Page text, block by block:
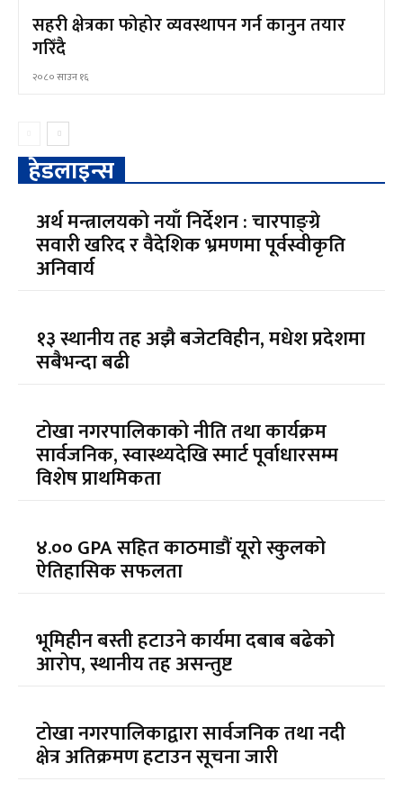
सहरी क्षेत्रका फोहोर व्यवस्थापन गर्न कानुन तयार
गरिँदै
२०८० साउन १६
हेडलाइन्स
अर्थ मन्त्रालयको नयाँ निर्देशन : चारपाङ्ग्रे
सवारी खरिद र वैदेशिक भ्रमणमा पूर्वस्वीकृति
अनिवार्य
१३ स्थानीय तह अझै बजेटविहीन, मधेश प्रदेशमा
सबैभन्दा बढी
टोखा नगरपालिकाको नीति तथा कार्यक्रम
सार्वजनिक, स्वास्थ्यदेखि स्मार्ट पूर्वाधारसम्म
विशेष प्राथमिकता
४.०० GPA सहित काठमाडौं यूरो स्कुलको
ऐतिहासिक सफलता
भूमिहीन बस्ती हटाउने कार्यमा दबाब बढेको
आरोप, स्थानीय तह असन्तुष्ट
टोखा नगरपालिकाद्वारा सार्वजनिक तथा नदी
क्षेत्र अतिक्रमण हटाउन सूचना जारी